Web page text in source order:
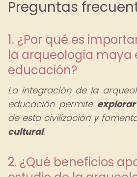
Preguntas
1. ¿Por qué es
la arqueología maya
educación?
La integración de la
educación permite explorar
de esta civilización y
cultural.
2. ¿Qué beneficios